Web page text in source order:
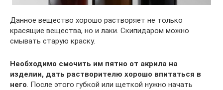
Данное вещество хорошо растворяет не только
красящие вещества, но и лаки. Скипидаром можно
смывать старую краску.
Необходимо смочить им пятно от акрила на
изделии, дать растворителю хорошо впитаться в
него. После этого губкой или щеткой нужно начать